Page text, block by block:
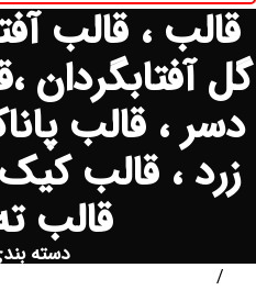
قالب ، قالب
گل آفتابگردان
دسر ، قالب
زرد ، قالب
قالب
دسته